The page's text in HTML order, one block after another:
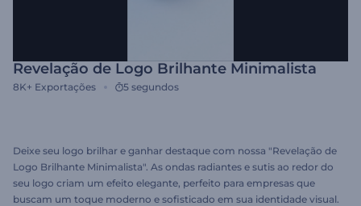
Revelação de Logo Brilhante Minimalista
8K+ Exportações 5 segundos
Deixe seu logo brilhar e ganhar destaque com nossa "Revelação de
Logo Brilhante Minimalista". As ondas radiantes e sutis ao redor do
seu logo criam um efeito elegante, perfeito para empresas que
buscam um toque moderno e sofisticado em sua identidade visual.